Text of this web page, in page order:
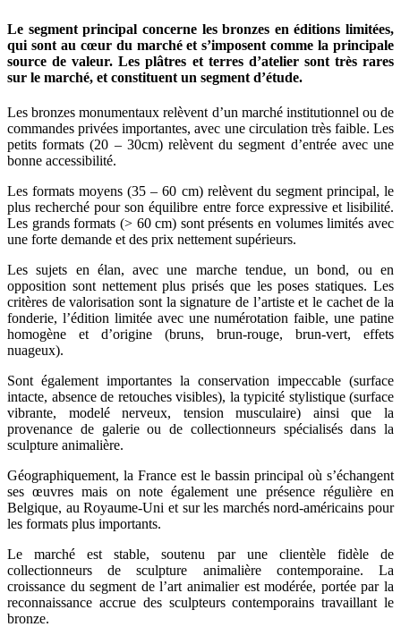
Le segment principal concerne les bronzes en éditions limitées,
qui sont au cœur du marché et s’imposent comme la principale
source de valeur. Les plâtres et terres d’atelier sont très rares
sur le marché, et constituent un segment d’étude.
Les bronzes monumentaux relèvent d’un marché institutionnel ou de
commandes privées importantes, avec une circulation très faible. Les
petits formats (20 – 30cm) relèvent du segment d’entrée avec une
bonne accessibilité.
Les formats moyens (35 – 60 cm) relèvent du segment principal, le
plus recherché pour son équilibre entre force expressive et lisibilité.
Les grands formats (> 60 cm) sont présents en volumes limités avec
une forte demande et des prix nettement supérieurs.
Les sujets en élan, avec une marche tendue, un bond, ou en
opposition sont nettement plus prisés que les poses statiques. Les
critères de valorisation sont la signature de l’artiste et le cachet de la
fonderie, l’édition limitée avec une numérotation faible, une patine
homogène et d’origine (bruns, brun-rouge, brun-vert, effets
nuageux).
Sont également importantes la conservation impeccable (surface
intacte, absence de retouches visibles), la typicité stylistique (surface
vibrante, modelé nerveux, tension musculaire) ainsi que la
provenance de galerie ou de collectionneurs spécialisés dans la
sculpture animalière.
Géographiquement, la France est le bassin principal où s’échangent
ses œuvres mais on note également une présence régulière en
Belgique, au Royaume-Uni et sur les marchés nord-américains pour
les formats plus importants.
Le marché est stable, soutenu par une clientèle fidèle de
collectionneurs de sculpture animalière contemporaine. La
croissance du segment de l’art animalier est modérée, portée par la
reconnaissance accrue des sculpteurs contemporains travaillant le
bronze.